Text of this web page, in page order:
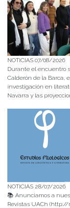
NOTICIAS 07/08/2026
Durante el encuentro
Calderón de la Barca,
investigación en
Navarra y las
NOTICIAS 28/07/2026
📚 Anunciamos a
Revistas UACh